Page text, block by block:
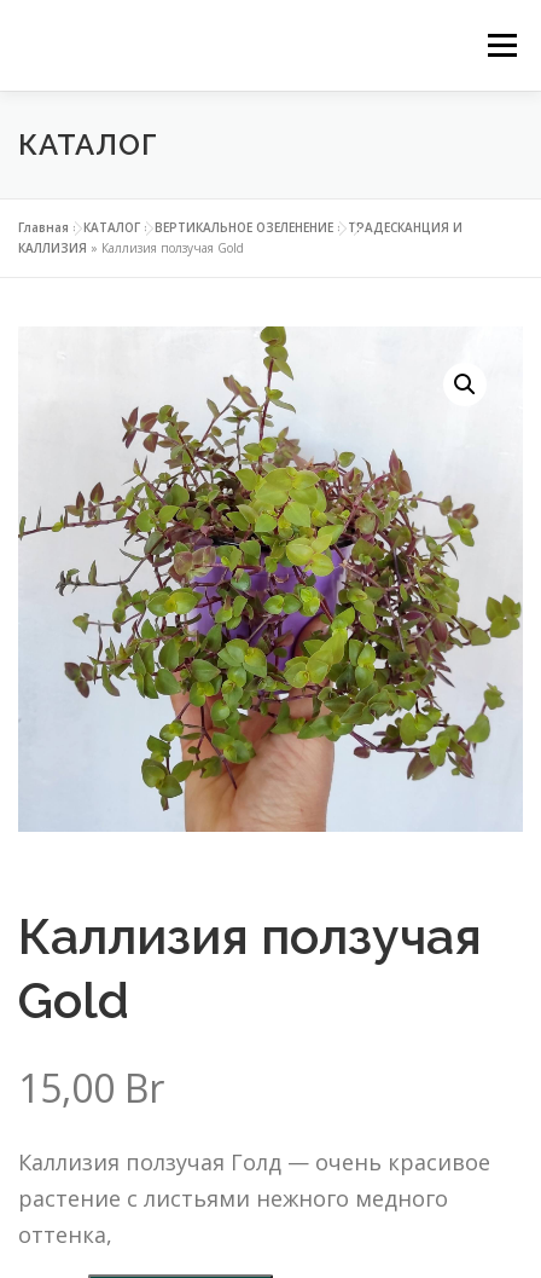
к
содержимому
ГЛАВНАЯ
ВЕРТИКАЛЬНОЕ ОЗЕЛЕНЕНИЕ
ФИТОДИЗАЙН ОФИСОВ КОНТАКТЫ
КАТАЛОГ
Главная »КАТАЛОГ »ВЕРТИКАЛЬНОЕ ОЗЕЛЕНЕНИЕ »ТРАДЕСКАНЦИЯ И
КАЛЛИЗИЯ » Каллизия ползучая Gold
Каллизия ползучая
Gold
15,00 Br
Каллизия ползучая Голд — очень красивое
растение с листьями нежного медного
оттенка,